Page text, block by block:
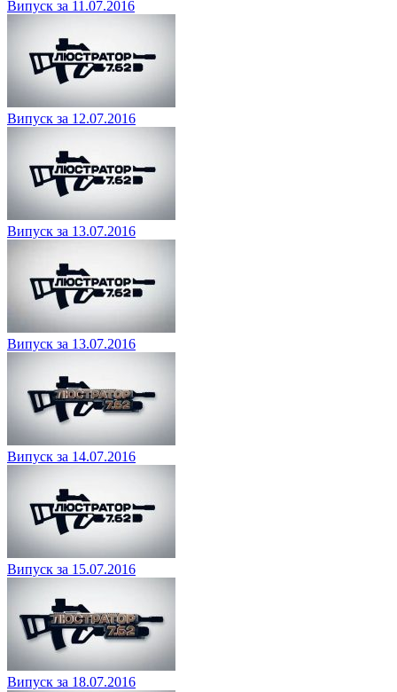
Випуск за 11.07.2016
Випуск за 12.07.2016
Випуск за 13.07.2016
Випуск за 13.07.2016
Випуск за 14.07.2016
Випуск за 15.07.2016
Випуск за 18.07.2016